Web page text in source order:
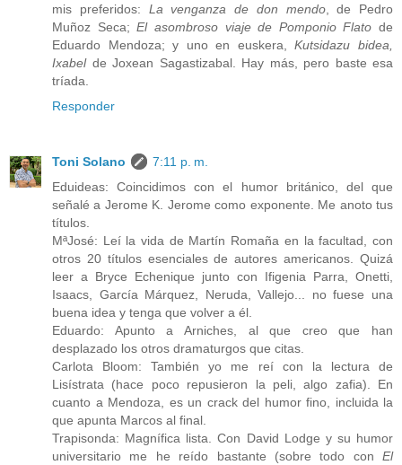
mis preferidos: La venganza de don mendo, de Pedro
Muñoz Seca;El asombroso viaje de Pomponio Flato de
Eduardo Mendoza; y uno en euskera,Kutsidazu bidea,
Ixabelde Joxean Sagastizabal. Hay más, pero baste esa
tríada.
Responder
Toni Solano
7:11 p. m.
Eduideas: Coincidimos con el humor británico, del que
señalé a Jerome K. Jerome como exponente. Me anoto tus
títulos.
MªJosé: Leí la vida de Martín Romaña en la facultad, con
otros 20 títulos esenciales de autores americanos. Quizá
leer a Bryce Echenique junto con Ifigenia Parra, Onetti,
Isaacs, García Márquez, Neruda, Vallejo... no fuese una
buena idea y tenga que volver a él.
Eduardo: Apunto a Arniches, al que creo que han
desplazado los otros dramaturgos que citas.
Carlota Bloom: También yo me reí con la lectura de
Lisístrata (hace poco repusieron la peli, algo zafia). En
cuanto a Mendoza, es un crack del humor fino, incluida la
que apunta Marcos al final.
Trapisonda: Magnífica lista. Con David Lodge y su humor
universitario me he reído bastante (sobre todo con El